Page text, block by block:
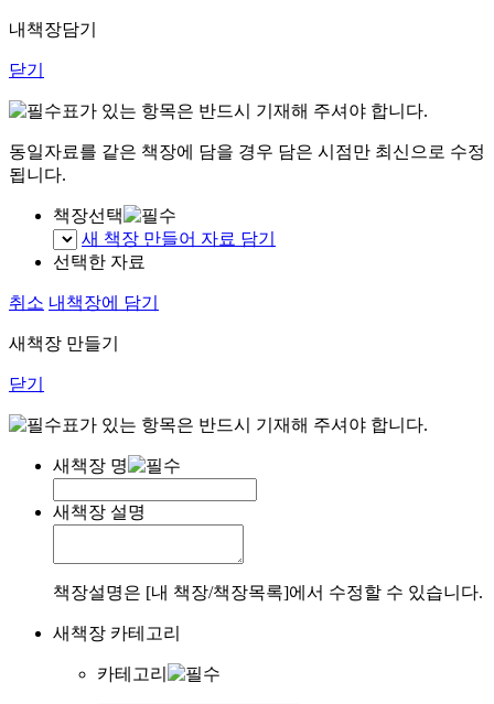
내책장담기
닫기
표가 있는 항목은 반드시 기재해 주셔야 합니다.
동일자료를 같은 책장에 담을 경우 담은 시점만 최신으로 수정
됩니다.
책장선택
새 책장 만들어 자료 담기
선택한 자료
취소 내책장에 담기
새책장 만들기
닫기
표가 있는 항목은 반드시 기재해 주셔야 합니다.
새책장 명
새책장 설명
책장설명은 [내 책장/책장목록]에서 수정할 수 있습니다.
새책장 카테고리
카테고리